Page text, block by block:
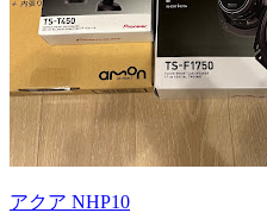
アクア NHP10